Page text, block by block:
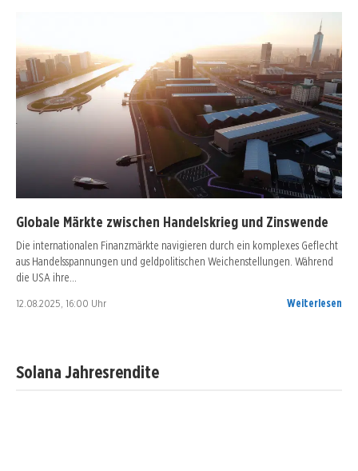
Globale Märkte zwischen Handelskrieg und Zinswende
Die internationalen Finanzmärkte navigieren durch ein komplexes Geflecht
aus Handelsspannungen und geldpolitischen Weichenstellungen. Während
die USA ihre…
12.08.2025, 16:00 Uhr Weiterlesen
Solana Jahresrendite